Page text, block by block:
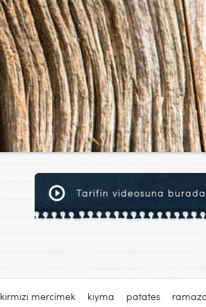
Tarifin videosuna
kırmızı mercimek kıyma patates